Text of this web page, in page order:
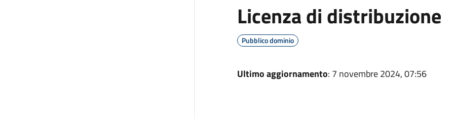
Licenza di distribuzione
Pubblico dominio
Ultimo aggiornamento: 7 novembre 2024, 07:56